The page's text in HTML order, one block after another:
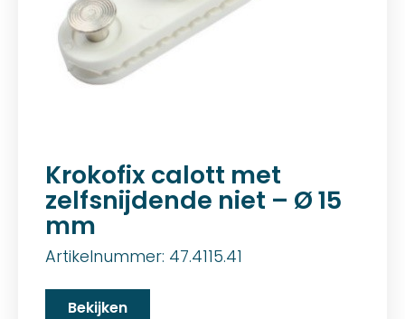
Krokofix calott met
zelfsnijdende niet – Ø 15
mm
Artikelnummer: 47.4115.41
Bekijken